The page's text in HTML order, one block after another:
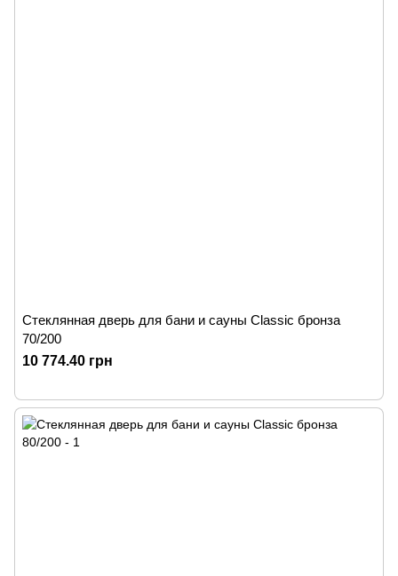
Стеклянная дверь для бани и сауны Classic бронза
70/200
10 774.40 грн